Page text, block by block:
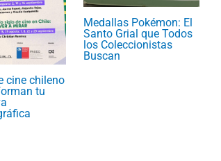
cine chileno
tu
Medallas Pokémon: El
Santo Grial que Todos
los Coleccionistas
Buscan